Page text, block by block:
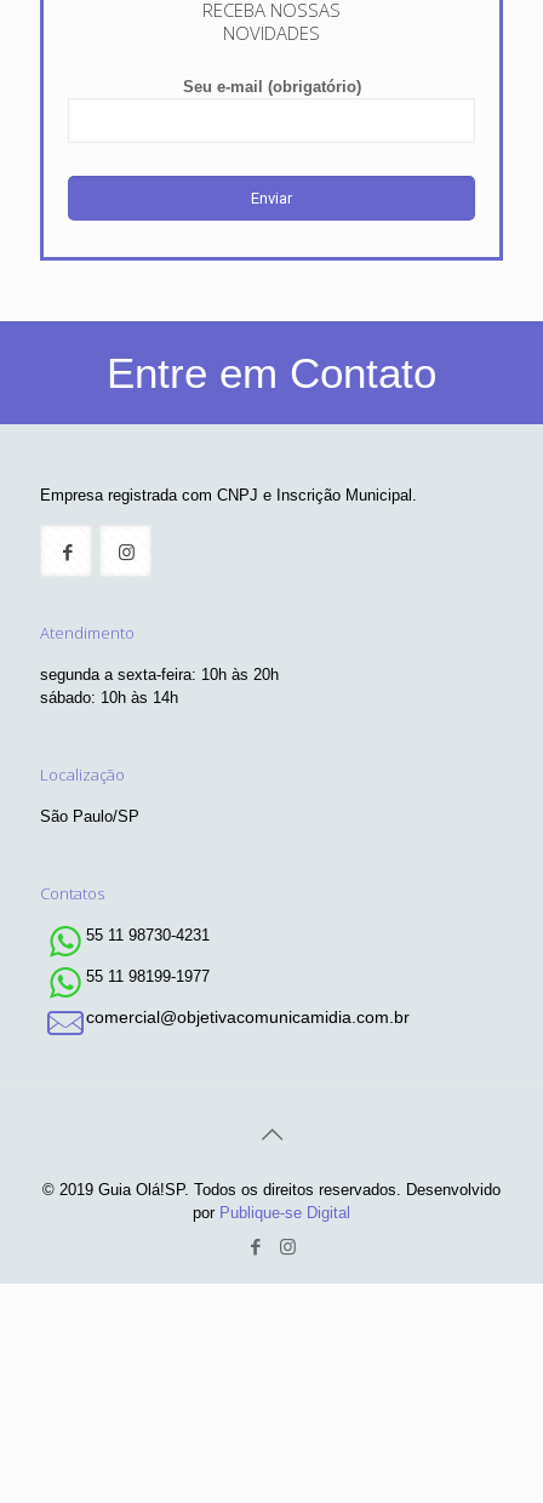
RECEBA NOSSAS
NOVIDADES
Seu e-mail (obrigatório)
Entre em Contato
Empresa registrada com CNPJ e Inscrição Municipal.
Atendimento
segunda a sexta-feira: 10h às 20h
sábado: 10h às 14h
Localização
São Paulo/SP
Contatos
55 11 98730-4231
55 11 98199-1977
comercial@objetivacomunicamidia.com.br
© 2019 Guia Olá!SP. Todos os direitos reservados. Desenvolvido
por Publique-se Digital